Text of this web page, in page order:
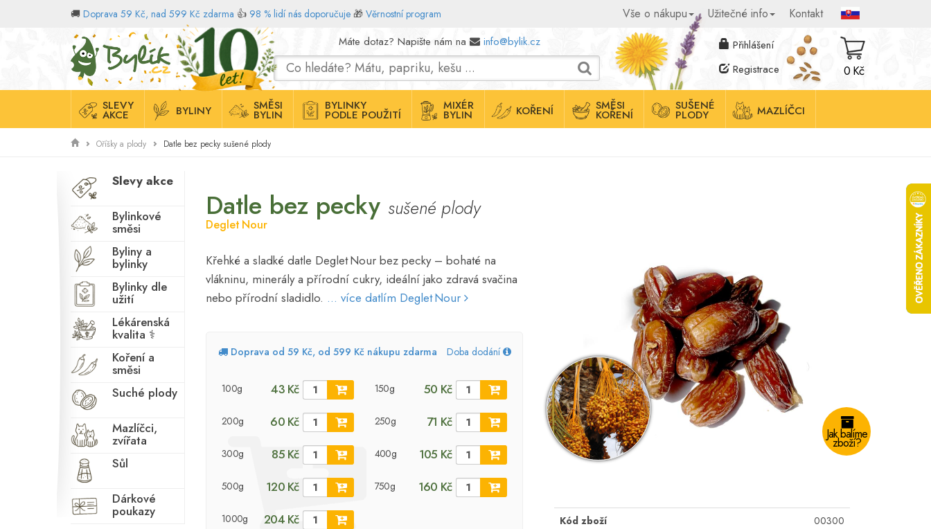
🚚 Doprava 59 Kč, nad 599 Kč zdarma 👍 98 % lidí nás doporučuje 🎁 Věrnostní program Vše o nákupu Užitečné info Kontakt
Domů Máte dotaz? Napište nám na info@bylik.cz
Přihlášení
Registrace
0 Kč
SLEVY
AKCE BYLINY SMĚSI
BYLIN
BYLINKY
PODLE POUŽITÍ
MIXÉR
BYLIN KOŘENÍ SMĚSI
KOŘENÍ
SUŠENÉ
PLODY MAZLÍČCI
Oříšky a plody Datle bez pecky sušené plody
Slevy akce
Bylinkové
směsi
Byliny a
bylinky
Bylinky dle
užití
Lékárenská
kvalita ⚕
Koření a
směsi
Suché plody
Mazlíčci,
zvířata
Sůl
Dárkové
poukazy
Datle bez pecky sušené plody
Deglet Nour
Křehké a sladké datle Deglet Nour bez pecky – bohaté na
vlákninu, minerály a přírodní cukry, ideální jako zdravá svačina
nebo přírodní sladidlo. ... více datlím Deglet Nour
Doprava od 59 Kč, od 599 Kč nákupu zdarma Doba dodání
100g 43 Kč 150g 50 Kč
200g 60 Kč 250g 71 Kč
300g 85 Kč 400g 105 Kč
500g 120 Kč 750g 160 Kč
1000g 204 Kč
Jak balíme
zboží?
Kód zboží
00300